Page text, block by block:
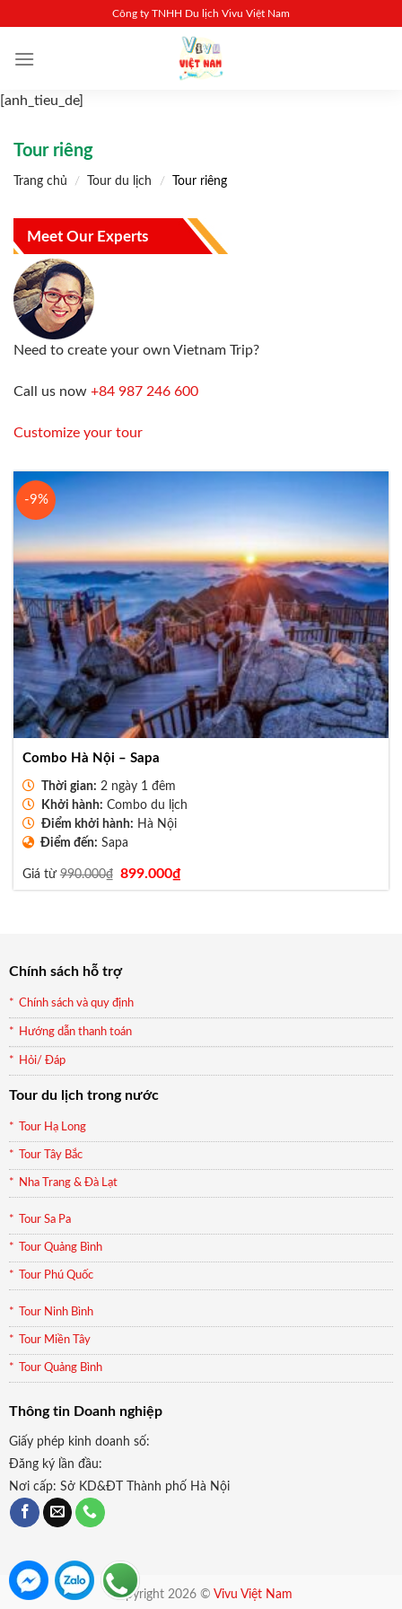
content
Công ty TNHH Du lịch Vivu Việt Nam
[anh_tieu_de]
Tour riêng
Trang chủ / Tour du lịch / Tour riêng
Meet Our Experts
Need to create your own Vietnam Trip?
Call us now +84 987 246 600
Customize your tour
-9%
Combo Hà Nội – Sapa
Thời gian: 2 ngày 1 đêm
Khởi hành: Combo du lịch
Điểm khởi hành: Hà Nội
Điểm đến: Sapa
Giá từ990.000₫
Giá
gốc
là:
899.000₫Giá
hiện
tại
Chính sách hỗ trợ
Chính sách và quy định
Hướng dẫn thanh toán
Hỏi/ Đáp
Tour du lịch trong nước
Tour Hạ Long
Tour Tây Bắc
Nha Trang & Đà Lạt
Tour Sa Pa
Tour Quảng Bình
Tour Phú Quốc
Tour Ninh Bình
Tour Miền Tây
Tour Quảng Bình
Thông tin Doanh nghiệp
Giấy phép kinh doanh số:
Đăng ký lần đầu:
Nơi cấp: Sở KD&ĐT Thành phố Hà Nội
Copyright 2026 © Vivu Việt Nam